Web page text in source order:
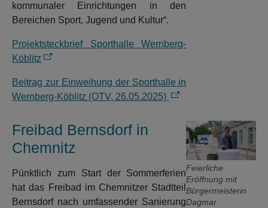
kommunaler Einrichtungen in den
Bereichen Sport, Jugend und Kultur“.
Projektsteckbrief Sporthalle Wernberg-
Köblitz
Beitrag zur Einweihung der Sporthalle in
Wernberg-Köblitz (OTV, 26.05.2025)
Feierliche
Eröffnung mit
Bürgermeisterin
Dagmar
Freibad Bernsdorf in
Chemnitz
Pünktlich zum Start der Sommerferien
hat das Freibad im Chemnitzer Stadtteil
Bernsdorf nach umfassender Sanierung